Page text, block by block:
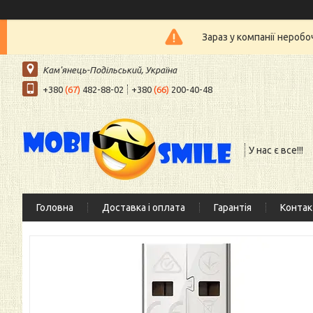
Зараз у компанії
Кам'янець-Подільський, Україна
+380 (67) 482-88-02 +380(66) 200-40-48
У нас є все!!!
Головна Доставка і оплата Гарантія